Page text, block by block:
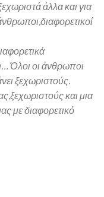
άλλα και για
Όλοι οι άνθρωποι
ξεχωριστούς.
και μια
με διαφορετικό